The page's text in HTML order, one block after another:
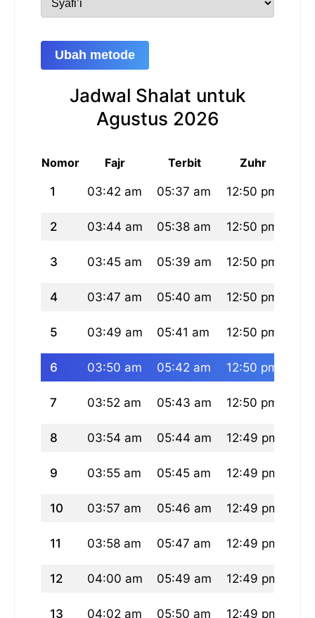
Ubah metode
Jadwal Shalat untuk
Agustus 2026
Nomor Fajr Terbit Zuhr
1 03:42 am 05:37 am 12:50 pm
2 03:44 am 05:38 am 12:50 pm
3 03:45 am 05:39 am 12:50 pm
4 03:47 am 05:40 am 12:50 pm
5 03:49 am 05:41 am 12:50 pm
6 03:50 am 05:42 am 12:50 pm
7 03:52 am 05:43 am 12:50 pm
8 03:54 am 05:44 am 12:49 pm
9 03:55 am 05:45 am 12:49 pm
10 03:57 am 05:46 am 12:49 pm
11 03:58 am 05:47 am 12:49 pm
12 04:00 am 05:49 am 12:49 pm
13 04:02 am 05:50 am 12:49 pm